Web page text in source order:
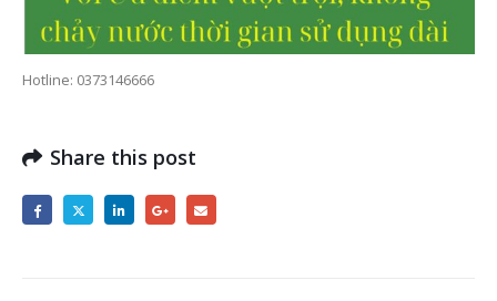
Hotline: 0373146666
Share this post